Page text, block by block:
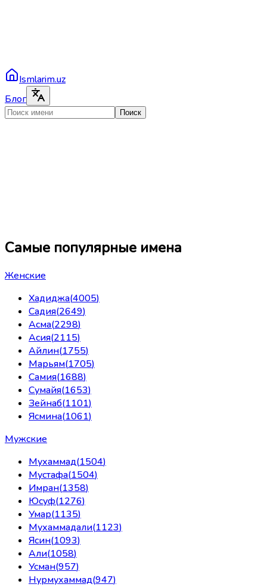
Ismlarim.uz
Блог
Поиск
Самые популярные имена
Женские
Хадиджа(4005)
Садия(2649)
Асма(2298)
Асия(2115)
Айлин(1755)
Марьям(1705)
Самия(1688)
Сумайя(1653)
Зейнаб(1101)
Ясмина(1061)
Мужские
Мухаммад(1504)
Мустафа(1504)
Имран(1358)
Юсуф(1276)
Умар(1135)
Мухаммадали(1123)
Ясин(1093)
Али(1058)
Усман(957)
Нурмухаммад(947)